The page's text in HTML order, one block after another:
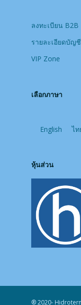
ลงทะเบียน B2B
รายละเอียดบัญชี
VIP Zone
เลือกภาษา
English ไท
หุ้นส่วน
® 2020-